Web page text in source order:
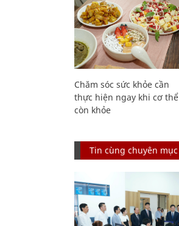
Chăm sóc sức khỏe cần
thực hiện ngay khi cơ thể
còn khỏe
Tin cùng chuyên mục